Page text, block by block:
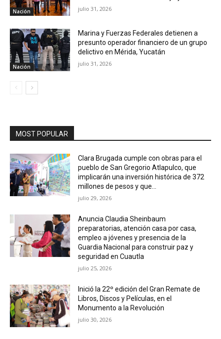
Nación julio 31, 2026
Nación
Marina y Fuerzas Federales detienen a
presunto operador financiero de un grupo
delictivo en Mérida, Yucatán
julio 31, 2026
MOST POPULAR
Clara Brugada cumple con obras para el
pueblo de San Gregorio Atlapulco, que
implicarán una inversión histórica de 372
millones de pesos y que...
julio 29, 2026
Anuncia Claudia Sheinbaum
preparatorias, atención casa por casa,
empleo a jóvenes y presencia de la
Guardia Nacional para construir paz y
seguridad en Cuautla
julio 25, 2026
Inició la 22º edición del Gran Remate de
Libros, Discos y Películas, en el
Monumento a la Revolución
julio 30, 2026